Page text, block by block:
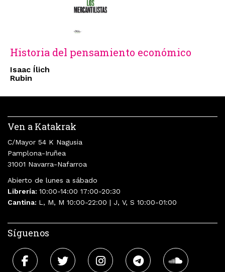
Historia del pensamiento económico
Isaac Ílich
Rubin
Ven a Katakrak
C/Mayor 54 K Nagusia
Pamplona-Iruñea
31001 Navarra-Nafarroa
Abierto de lunes a sábado
Librería: 10:00-14:00 17:00-20:30
Cantina: L, M, M 10:00-22:00 | J, V, S 10:00-01:00
Síguenos